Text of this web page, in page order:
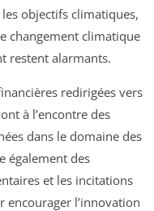
objectifs climatiques,
changement climatique
restent alarmants.
redirigées vers
à l’encontre des
dans le domaine des
également des
et les incitations
encourager l’innovation